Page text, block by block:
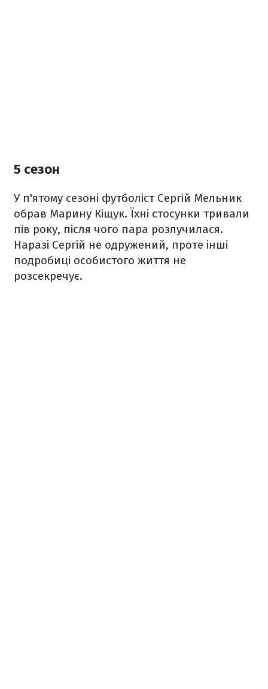
5 сезон
У п'ятому сезоні футболіст Сергій Мельник
обрав Марину Кіщук. Їхні стосунки тривали
пів року, після чого пара розлучилася.
Наразі Сергій не одружений, проте інші
подробиці особистого життя не
розсекречує.